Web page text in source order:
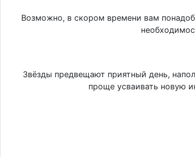
Возможно, в скором времени вам
Звёзды предвещают приятный день,
проще усваивать новую